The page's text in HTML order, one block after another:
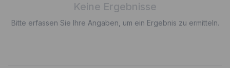
Keine Ergebnisse
Bitte erfassen Sie Ihre Angaben, um ein Ergebnis zu ermitteln.